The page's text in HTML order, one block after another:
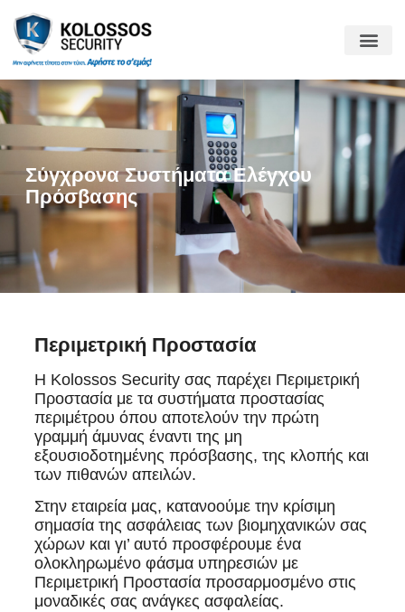
Σύγχρονα Συστήματα Ελέγχου
Πρόσβασης
Περιμετρική Προστασία
Η Kolossos Security σας παρέχει Περιμετρική
Προστασία με τα συστήματα προστασίας
περιμέτρου όπου αποτελούν την πρώτη
γραμμή άμυνας έναντι της μη
εξουσιοδοτημένης πρόσβασης, της κλοπής και
των πιθανών απειλών.
Στην εταιρεία μας, κατανοούμε την κρίσιμη
σημασία της ασφάλειας των βιομηχανικών σας
χώρων και γι’ αυτό προσφέρουμε ένα
ολοκληρωμένο φάσμα υπηρεσιών με
Περιμετρική Προστασία προσαρμοσμένο στις
μοναδικές σας ανάγκες ασφαλείας.